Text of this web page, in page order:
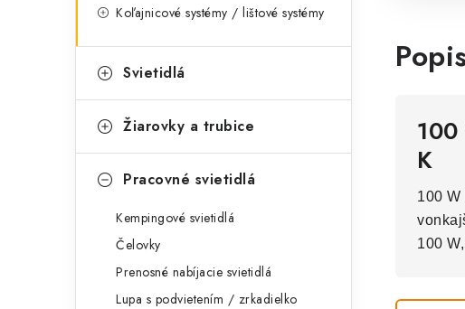
Koľajnicové systémy / lištové systémy
Svietidlá
Žiarovky a trubice
Pracovné svietidlá
Kempingové svietidlá
Čelovky
Prenosné nabíjacie svietidlá
Lupa s podvietením / zrkadielko
K
100
100